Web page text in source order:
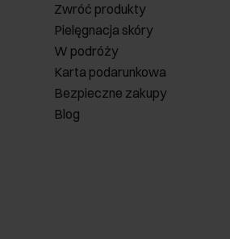
Zwróć produkty
Pielęgnacja skóry
W podróży
Karta podarunkowa
Bezpieczne zakupy
Blog